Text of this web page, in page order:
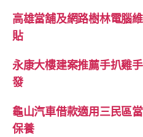
高雄當舖及網路樹林電腦
貼
永康大樓建案推薦手扒雞
發
龜山汽車借款適用三民區
保養